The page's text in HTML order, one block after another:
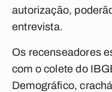
autorização,
entrevista.
Os recenseadores
com o colete do
Demográfico,